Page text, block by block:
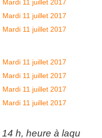
h, heure à laqu